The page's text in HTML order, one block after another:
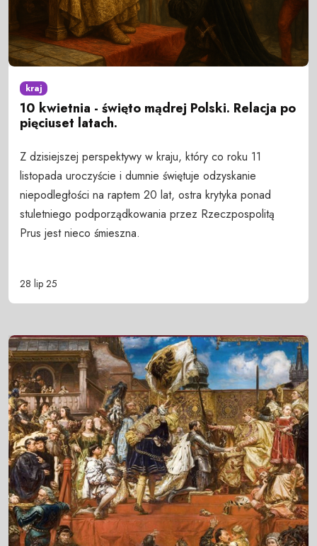
kraj
10 kwietnia - święto mądrej Polski. Relacja po
pięciuset latach.
Z dzisiejszej perspektywy w kraju, który co roku 11
listopada uroczyście i dumnie świętuje odzyskanie
niepodległości na raptem 20 lat, ostra krytyka ponad
stuletniego podporządkowania przez Rzeczpospolitą
Prus jest nieco śmieszna.
28 lip 25